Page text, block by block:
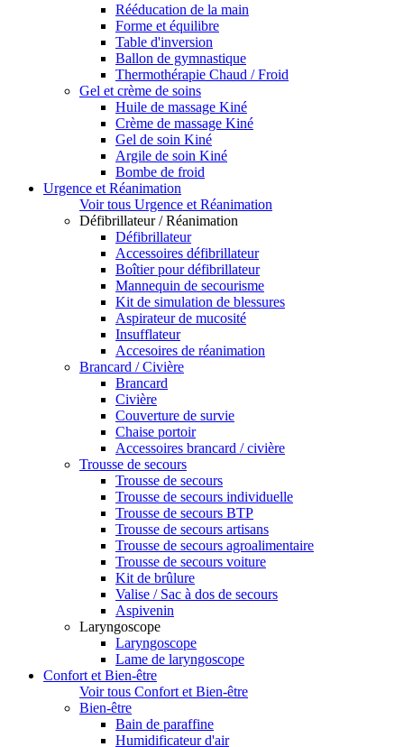
Rééducation de la main
Forme et équilibre
Table d'inversion
Ballon de gymnastique
Thermothérapie Chaud / Froid
Gel et crème de soins
Huile de massage Kiné
Crème de massage Kiné
Gel de soin Kiné
Argile de soin Kiné
Bombe de froid
Urgence et Réanimation
Voir tous Urgence et Réanimation
Défibrillateur / Réanimation
Défibrillateur
Accessoires défibrillateur
Boîtier pour défibrillateur
Mannequin de secourisme
Kit de simulation de blessures
Aspirateur de mucosité
Insufflateur
Accesoires de réanimation
Brancard / Civière
Brancard
Civière
Couverture de survie
Chaise portoir
Accessoires brancard / civière
Trousse de secours
Trousse de secours
Trousse de secours individuelle
Trousse de secours BTP
Trousse de secours artisans
Trousse de secours agroalimentaire
Trousse de secours voiture
Kit de brûlure
Valise / Sac à dos de secours
Aspivenin
Laryngoscope
Laryngoscope
Lame de laryngoscope
Confort et Bien-être
Voir tous Confort et Bien-être
Bien-être
Bain de paraffine
Humidificateur d'air